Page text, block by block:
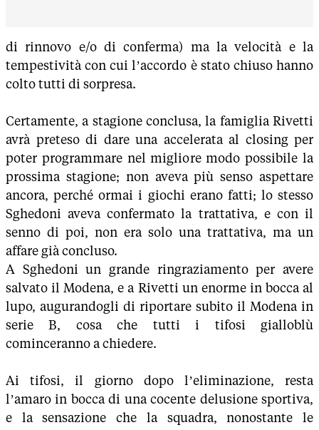
di rinnovo e/o di conferma) ma la velocità e la
tempestività con cui l’accordo è stato chiuso hanno
colto tutti di sorpresa.
Certamente, a stagione conclusa, la famiglia Rivetti
avrà preteso di dare una accelerata al closing per
poter programmare nel migliore modo possibile la
prossima stagione; non aveva più senso aspettare
ancora, perché ormai i giochi erano fatti; lo stesso
Sghedoni aveva confermato la trattativa, e con il
senno di poi, non era solo una trattativa, ma un
affare già concluso.
A Sghedoni un grande ringraziamento per avere
salvato il Modena, e a Rivetti un enorme in bocca al
lupo, augurandogli di riportare subito il Modena in
serie B, cosa che tutti i tifosi gialloblù
cominceranno a chiedere.
Ai tifosi, il giorno dopo l’eliminazione, resta
l’amaro in bocca di una cocente delusione sportiva,
e la sensazione che la squadra, nonostante le